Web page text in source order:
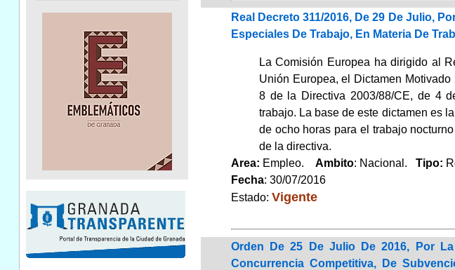
Real Decreto 311/2016, De 29 De Julio,
Especiales De Trabajo, En Materia De
La Comisión Europea ha dirigido al
Unión Europea, el Dictamen
8 de la Directiva 2003/88/CE, de 4
trabajo. La base de este dictamen es
de ocho horas para el trabajo
de la directiva.
Area: Empleo. Ambito: Nacional. Tipo:
Fecha: 30/07/2016
Estado: Vigente
Orden De 25 De Julio De 2016, Por
Concurrencia Competitiva, De